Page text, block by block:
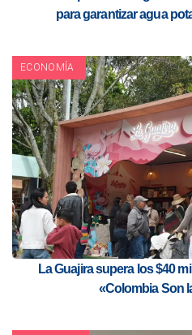
para garantizar agua
ECONOMÍA
La Guajira supera los $40
«Colombia Son